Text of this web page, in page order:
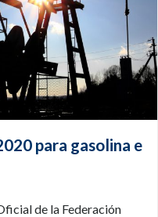
para gasolina e
de la Federación